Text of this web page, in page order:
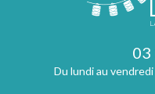
03
Du lundi au